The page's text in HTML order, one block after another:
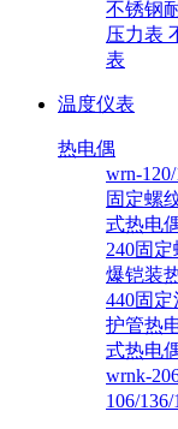
不锈钢
压力表
表
温度仪表
热电偶
wrn-
固定螺
式热电
240固
爆铠装
440固
护管热
式热电
wrnk-
106/